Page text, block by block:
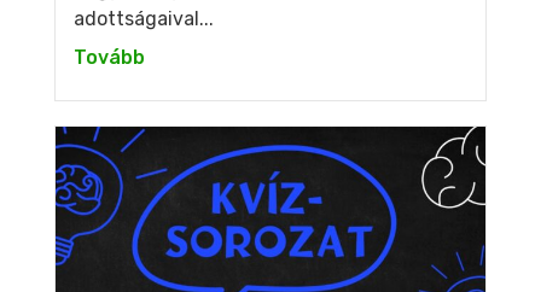
adottságaival...
Tovább